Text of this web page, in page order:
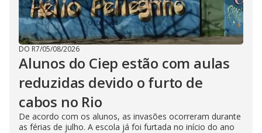
DO R7/05/08/2026
Alunos do Ciep estão com aulas
reduzidas devido o furto de
cabos no Rio
De acordo com os alunos, as invasões ocorreram durante
as férias de julho. A escola já foi furtada no início do ano